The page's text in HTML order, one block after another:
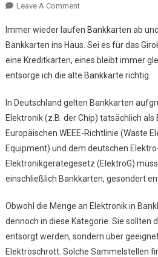
Leave A CommentOn
Bankkarten
Immer wieder laufen Bankkarten ab
Bankkarten ins Haus. Sei es für das
eine Kreditkarten, eines bleibt immer
entsorge ich die alte Bankkarte richtig.
In Deutschland gelten Bankkarten
Elektronik (z.B. der Chip) tatsächlich
Europäischen WEEE-Richtlinie (Waste
Equipment) und dem deutschen
Elektronikgerätegesetz (ElektroG)
einschließlich Bankkarten, gesondert
Obwohl die Menge an Elektronik in
dennoch in diese Kategorie. Sie sollten
entsorgt werden, sondern über
Elektroschrott. Solche Sammelstellen